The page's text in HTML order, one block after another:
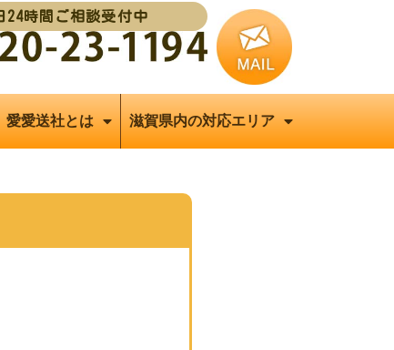
24時間ご相談受付中
愛愛送社とは 滋賀県内の対応エリア